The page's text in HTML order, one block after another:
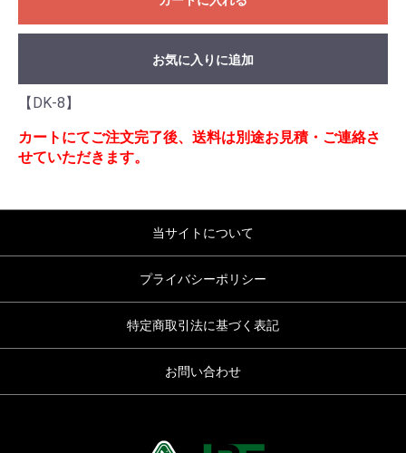
お気に入りに追加
【DK-8】
カートにてご注文完了後、送料は別途お見積・ご連絡さ
せていただきます。
当サイトについて
プライバシーポリシー
特定商取引法に基づく表記
お問い合わせ